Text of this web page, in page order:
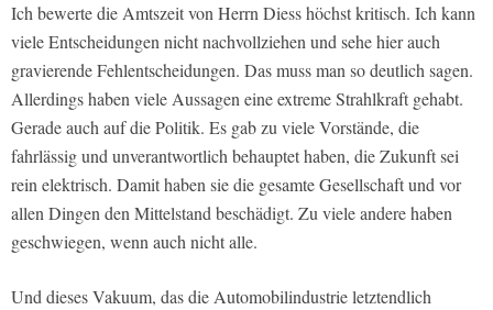
Ich bewerte die Amtszeit von Herrn Diess höchst kritisch. Ich kann
viele Entscheidungen nicht nachvollziehen und sehe hier auch
gravierende Fehlentscheidungen. Das muss man so deutlich sagen.
Allerdings haben viele Aussagen eine extreme Strahlkraft gehabt.
Gerade auch auf die Politik. Es gab zu viele Vorstände, die
fahrlässig und unverantwortlich behauptet haben, die Zukunft sei
rein elektrisch. Damit haben sie die gesamte Gesellschaft und vor
allen Dingen den Mittelstand beschädigt. Zu viele andere haben
geschwiegen, wenn auch nicht alle.
Und dieses Vakuum, das die Automobilindustrie letztendlich